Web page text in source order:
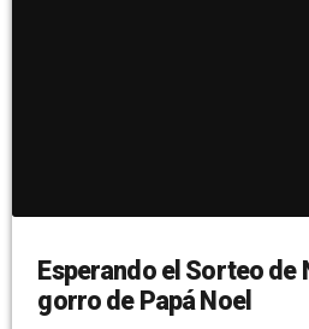
Esperando el Sorteo de
gorro de Papá Noel